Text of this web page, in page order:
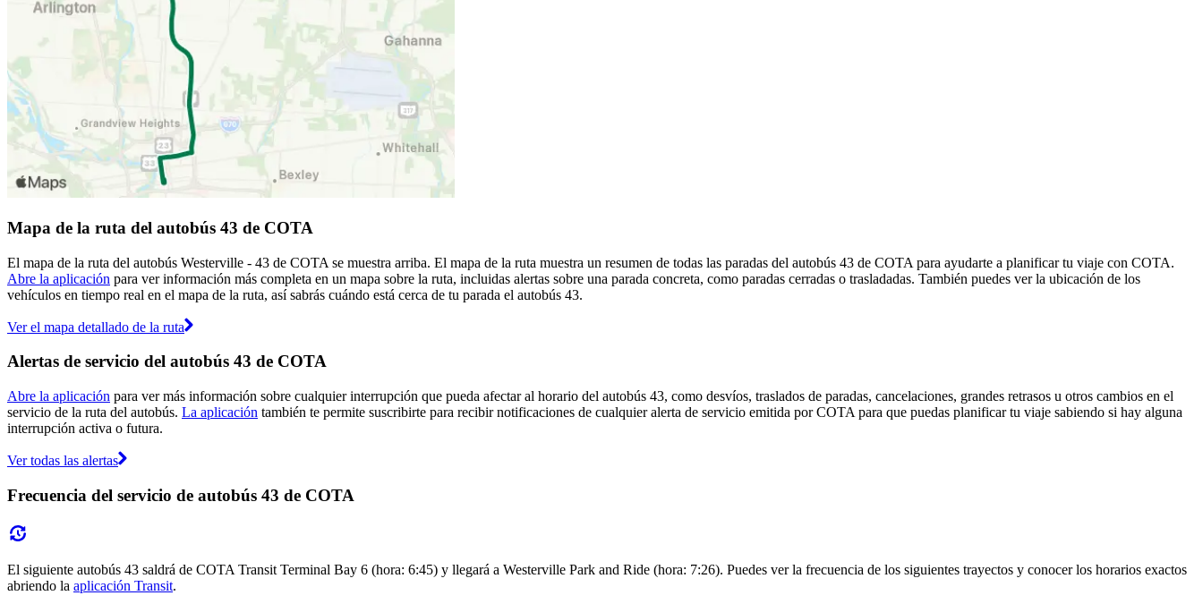
Mapa de la ruta del autobús 43 de COTA
El mapa de la ruta del autobús Westerville - 43 de COTA se muestra arriba. El mapa de la ruta muestra un resumen de todas las paradas del autobús 43 de COTA para ayudarte a planificar tu viaje con COTA.
Abre la aplicación para ver información más completa en un mapa sobre la ruta, incluidas alertas sobre una parada concreta, como paradas cerradas o trasladadas. También puedes ver la ubicación de los
vehículos en tiempo real en el mapa de la ruta, así sabrás cuándo está cerca de tu parada el autobús 43.
Ver el mapa detallado de la ruta
Alertas de servicio del autobús 43 de COTA
Abre la aplicación para ver más información sobre cualquier interrupción que pueda afectar al horario del autobús 43, como desvíos, traslados de paradas, cancelaciones, grandes retrasos u otros cambios en el
servicio de la ruta del autobús. La aplicación también te permite suscribirte para recibir notificaciones de cualquier alerta de servicio emitida por COTA para que puedas planificar tu viaje sabiendo si hay alguna
interrupción activa o futura.
Ver todas las alertas
Frecuencia del servicio de autobús 43 de COTA
El siguiente autobús 43 saldrá de COTA Transit Terminal Bay 6 (hora: 6:45) y llegará a Westerville Park and Ride (hora: 7:26). Puedes ver la frecuencia de los siguientes trayectos y conocer los horarios exactos
abriendo la aplicación Transit.